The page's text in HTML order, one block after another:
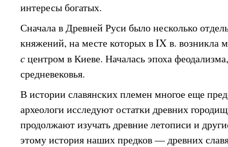
интересы богатых.
Сначала в Древней Руси было несколько
княжений, на месте которых в IX в. возникла
сцентром в Киеве. Началась эпоха
средневековья.
В истории славянских племен многое еще
археологи исследуют остатки древних
продолжают изучать древние летописи и
этому история наших предков — древних